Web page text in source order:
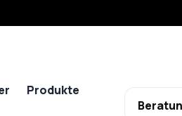
Produkte